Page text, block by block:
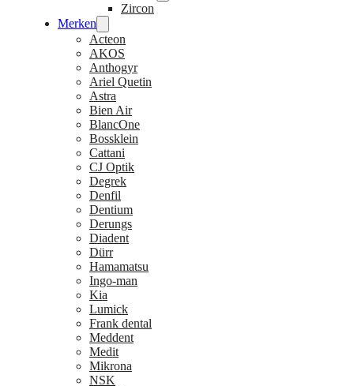
Zircon
Merken
Acteon
AKOS
Anthogyr
Ariel Quetin
Astra
Bien Air
BlancOne
Bossklein
Cattani
CJ Optik
Degrek
Denfil
Dentium
Derungs
Diadent
Dürr
Hamamatsu
Ingo-man
Kia
Lumick
Frank dental
Meddent
Medit
Mikrona
NSK